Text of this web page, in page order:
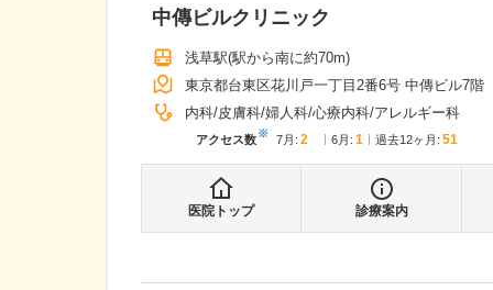
中傳ビルクリニック
浅草駅(駅から南に約70m)
東京都台東区花川戸一丁目2番6号 中傳ビル7階
内科 皮膚科 婦人科 心療内科 アレルギー科
アクセス数※ 7月 : 2 6月 : 1 過去12ヶ月: 51
医院トップ 診療案内